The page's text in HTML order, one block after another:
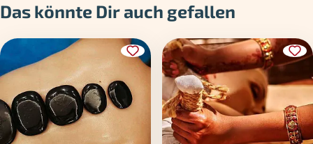
Das könnte Dir auch gefallen